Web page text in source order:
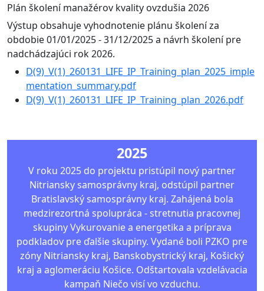
Plán školení manažérov kvality ovzdušia 2026
Výstup obsahuje vyhodnotenie plánu školení za
obdobie 01/01/2025 - 31/12/2025 a návrh školení pre
nadchádzajúci rok 2026.
D(9)_V(1)_260131_LIFE_IP_Training_plan_2025_imple
mentation_summary.pdf
D(9)_V(1)_260131_LIFE_IP_Training_plan_2026.pdf
2025
V roku 2025 do projektu pristúpil nový partner
Nitriansky samosprávny kraj, odstúpil partner
Bratislavský samosprávny kraj. Zahájená bola
medzirezortná spolupráca - stretnutia pracovnej
skupiny Vykurovanie a energetika a príprava
podkladov pre ďalšie skupiny. Vydané boli PZKO pre
zóny Nitriansky kraj, Banskobystrický kraj, Košický
kraj a aglomeráciu Košice. Odštartovala vzdelávacia
kampaň Niečo visí vo vzduchu.